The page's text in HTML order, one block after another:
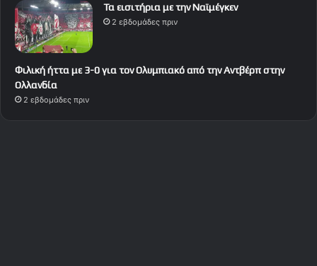
Τα εισιτήρια με την Ναϊμέγκεν
2 εβδομάδες πριν
Φιλική ήττα με 3-0 για τον Ολυμπιακό από την Αντβέρπ στην
Ολλανδία
2 εβδομάδες πριν